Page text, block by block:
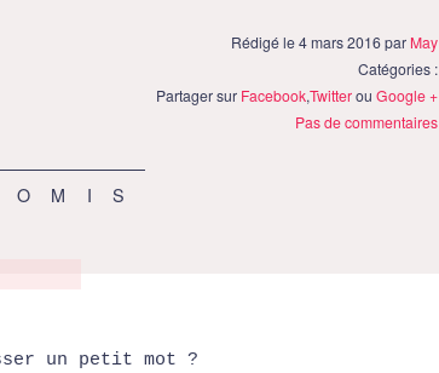
Rédigé le 4 mars 2016 par May
Catégories :
Partager sur Facebook,TwitterouGoogle +
Pas de commentaires
un petit mot ?